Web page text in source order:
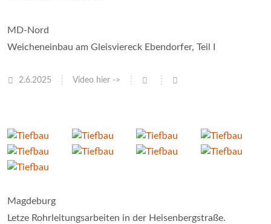
MD-Nord
Weicheneinbau am Gleisviereck Ebendorfer, Teil I
2.6.2025 Video hier ->
Magdeburg
Letze Rohrleitungsarbeiten in der Heisenbergstraße.